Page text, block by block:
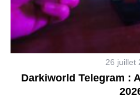
26 juillet
Darkiworld Telegram :